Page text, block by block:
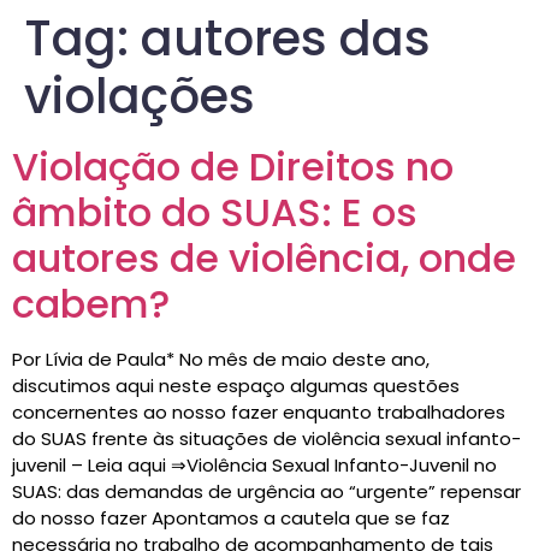
Tag: autores das
violações
Violação de Direitos no
âmbito do SUAS: E os
autores de violência, onde
cabem?
Por Lívia de Paula* No mês de maio deste ano,
discutimos aqui neste espaço algumas questões
concernentes ao nosso fazer enquanto trabalhadores
do SUAS frente às situações de violência sexual infanto-
juvenil – Leia aqui ⇒Violência Sexual Infanto-Juvenil no
SUAS: das demandas de urgência ao “urgente” repensar
do nosso fazer Apontamos a cautela que se faz
necessária no trabalho de acompanhamento de tais